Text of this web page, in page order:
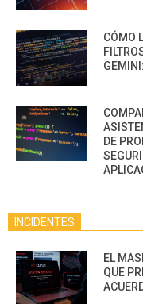
CÓMO
DE
INCIDENTES
EL
QUE